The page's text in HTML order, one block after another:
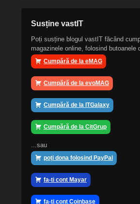
Susține vastIT
Poți susține blogul vastIT făcând
magazinele online, folosind butoanele
Cumpără de la eMAG
Cumpără de la evoMAG
Cumpără de la ITGalaxy
Cumpără de la CitGrup
...sau
poți dona folosind PayPal
fa-ti cont Mayar
fa-ti cont Coinbase